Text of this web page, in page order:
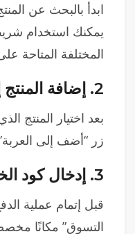
ابدأ بالبحث عن
يمكنك استخدام
المختلفة المتاحة
2. إضافة
بعد اختيار المنتج
زر “أضف إلى
3. إدخال كود
قبل إتمام عملية
التسوق” مكانًا